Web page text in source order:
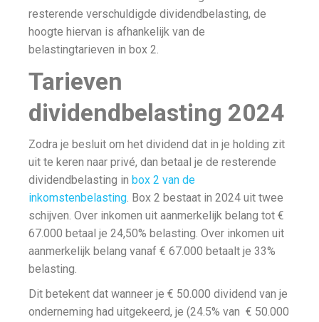
resterende verschuldigde dividendbelasting, de
hoogte hiervan is afhankelijk van de
belastingtarieven in box 2.
Tarieven
dividendbelasting 2024
Zodra je besluit om het dividend dat in je holding zit
uit te keren naar privé, dan betaal je de resterende
dividendbelasting in box 2 van de
inkomstenbelasting. Box 2 bestaat in 2024 uit twee
schijven. Over inkomen uit aanmerkelijk belang tot €
67.000 betaal je 24,50% belasting. Over inkomen uit
aanmerkelijk belang vanaf € 67.000 betaalt je 33%
belasting.
Dit betekent dat wanneer je € 50.000 dividend van je
onderneming had uitgekeerd, je (24.5% van € 50.000